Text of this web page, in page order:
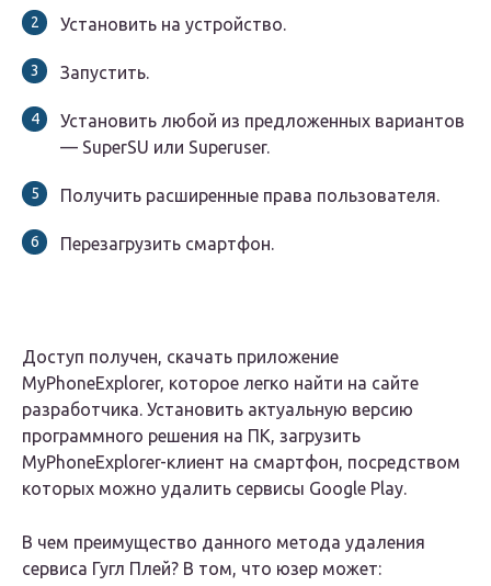
Установить на устройство.
Запустить.
Установить любой из предложенных вариантов
— SuperSU или Superuser.
Получить расширенные права пользователя.
Перезагрузить смартфон.
Доступ получен, скачать приложение
MyPhoneExplorer, которое легко найти на сайте
разработчика. Установить актуальную версию
программного решения на ПК, загрузить
MyPhoneExplorer-клиент на смартфон, посредством
которых можно удалить сервисы Google Play.
В чем преимущество данного метода удаления
сервиса Гугл Плей? В том, что юзер может: